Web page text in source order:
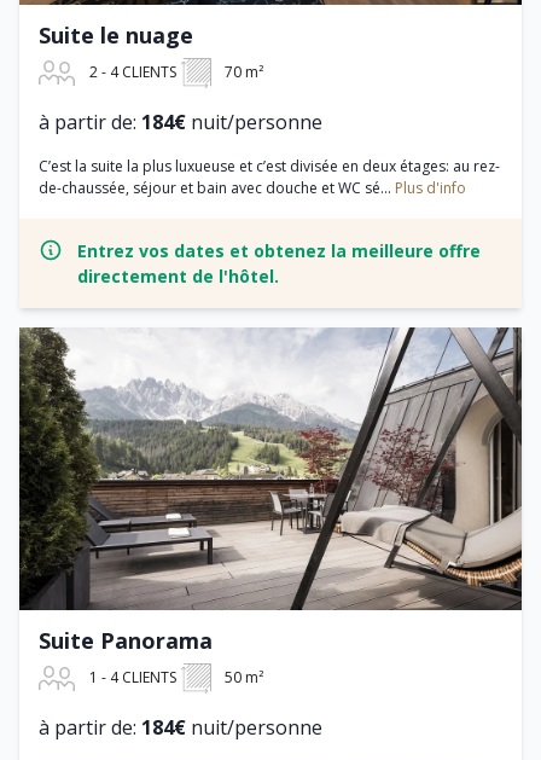
Suite le nuage
2 - 4 CLIENTS 70 m²
à partir de: 184€ nuit/personne
C’est la suite la plus luxueuse et c’est divisée en deux étages: au rez-
de-chaussée, séjour et bain avec douche et WC sé... Plus d'info
Entrez vos dates et obtenez la meilleure offre
directement de l'hôtel.
Suite Panorama
1 - 4 CLIENTS 50 m²
à partir de: 184€ nuit/personne